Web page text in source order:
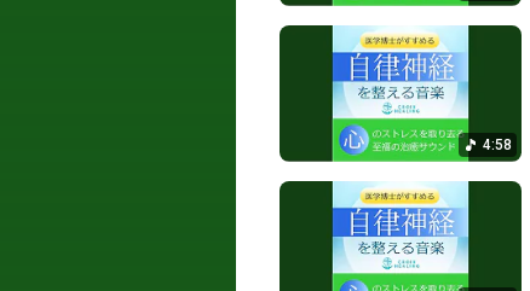
4:58